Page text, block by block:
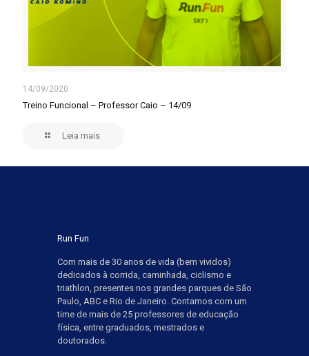
14/09/2020
Treino Funcional – Professor Caio – 14/09
Leia mais
Run Fun
Com mais de 30 anos de vida (bem vividos)
dedicados à corrida, caminhada, ciclismo e
triathlon, presentes nos grandes parques de São
Paulo, ABC e Rio de Janeiro. Contamos com um
time de mais de 25 professores de educação
física, entre graduados, mestrados e
doutorados.